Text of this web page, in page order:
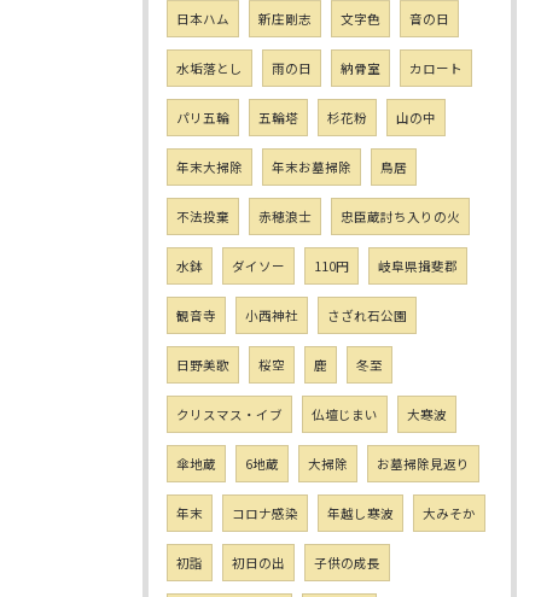
日本ハム 新庄剛志 文字色 音の日
水垢落とし 雨の日 納骨室 カロート
パリ五輪 五輪塔 杉花粉 山の中
年末大掃除 年末お墓掃除 鳥居
不法投棄 赤穂浪士 忠臣蔵討ち入りの火
水鉢 ダイソー 110円 岐阜県揖斐郡
観音寺 小西神社 さざれ石公園
日野美歌 桜空 鹿 冬至
クリスマス・イブ 仏壇じまい 大寒波
傘地蔵 6地蔵 大掃除 お墓掃除見返り
年末 コロナ感染 年越し寒波 大みそか
初詣 初日の出 子供の成長